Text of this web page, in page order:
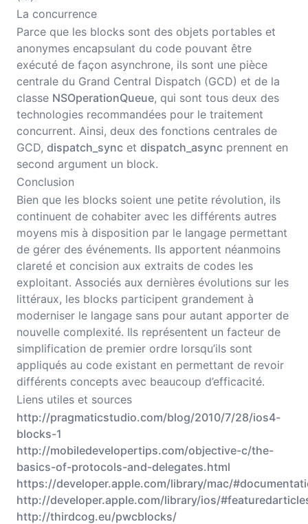
La concurrence
Parce que les blocks sont des objets portables et
anonymes encapsulant du code pouvant être
exécuté de façon asynchrone, ils sont une pièce
centrale du Grand Central Dispatch (GCD) et de la
classe NSOperationQueue, qui sont tous deux des
technologies recommandées pour le traitement
concurrent. Ainsi, deux des fonctions centrales de
GCD, dispatch_sync et dispatch_async prennent en
second argument un block.
Conclusion
Bien que les blocks soient une petite révolution, ils
continuent de cohabiter avec les différents autres
moyens mis à disposition par le langage permettant
de gérer des événements. Ils apportent néanmoins
clareté et concision aux extraits de codes les
exploitant. Associés aux dernières évolutions sur les
littéraux, les blocks participent grandement à
moderniser le langage sans pour autant apporter de
nouvelle complexité. Ils représentent un facteur de
simplification de premier ordre lorsqu’ils sont
appliqués au code existant en permettant de revoir
différents concepts avec beaucoup d’efficacité.
Liens utiles et sources
http://pragmaticstudio.com/blog/2010/7/28/ios4-
blocks-1
http://mobiledevelopertips.com/objective-c/the-
basics-of-protocols-and-delegates.html
https://developer.apple.com/library/mac/
http://developer.apple.com/library/ios/
http://thirdcog.eu/pwcblocks/